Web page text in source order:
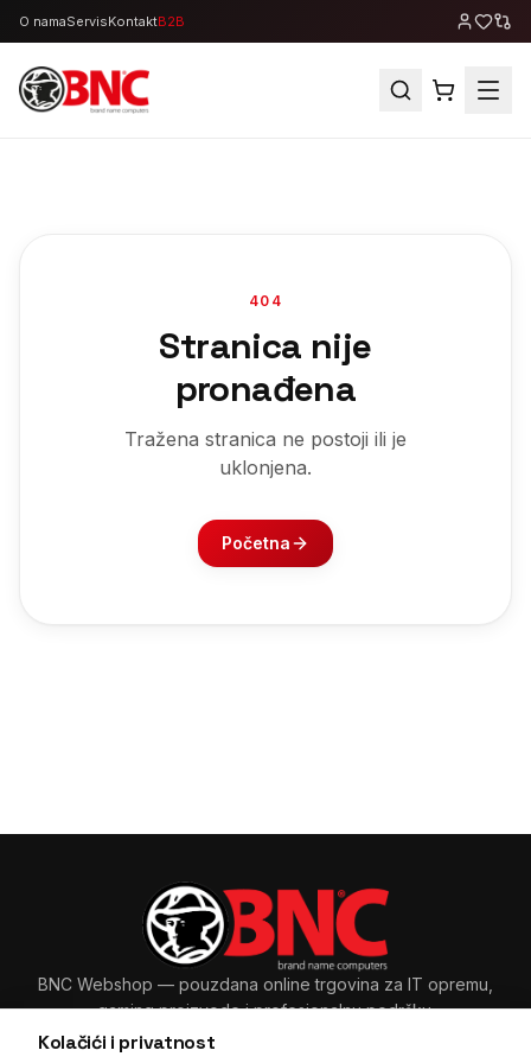
O namaServisKontaktB2B
Kolačići i privatnost
404
Stranica nije
pronađena
Tražena stranica ne postoji ili je
uklonjena.
Početna
BNC Webshop — pouzdana online trgovina za IT opremu,
gaming proizvode i profesionalnu podršku.